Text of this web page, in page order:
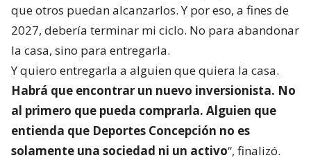
que otros puedan alcanzarlos. Y por eso, a fines de
2027, debería terminar mi ciclo. No para abandonar
la casa, sino para entregarla.
Y quiero entregarla a alguien que quiera la casa.
Habrá que encontrar un nuevo inversionista. No
al primero que pueda comprarla. Alguien que
entienda que Deportes Concepción no es
solamente una sociedad ni un activo“, finalizó.